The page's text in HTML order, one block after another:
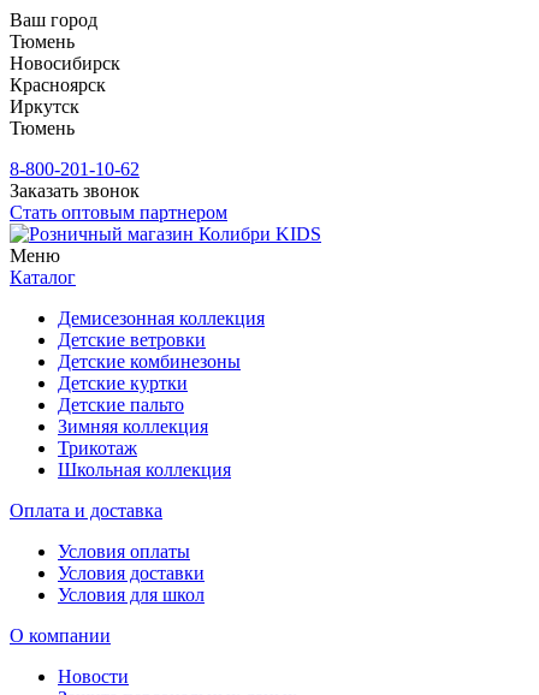
Ваш город
Тюмень
Новосибирск
Красноярск
Иркутск
Тюмень
8-800-201-10-62
Заказать звонок
Стать оптовым партнером
Меню
Каталог
Демисезонная коллекция
Детские ветровки
Детские комбинезоны
Детские куртки
Детские пальто
Зимняя коллекция
Трикотаж
Школьная коллекция
Оплата и доставка
Условия оплаты
Условия доставки
Условия для школ
О компании
Новости